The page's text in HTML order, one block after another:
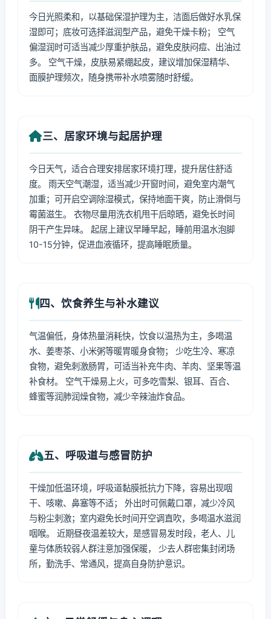
今日光照柔和，以基础保湿护理为主，洁面后做好水乳保
湿即可；底妆可选择滋润型产品，避免干燥卡粉； 空气
偏湿润时可适当减少厚重护肤品，避免皮肤闷痘、出油过
多。 空气干燥，皮肤易紧绷起皮，建议增加保湿精华、
面膜护理频次，随身携带补水喷雾随时舒缓。
三、居家环境与起居护理
今日天气，适合合理安排居家环境打理，提升居住舒适
度。 雨天空气潮湿，适当减少开窗时间，避免室内潮气
加重；可开启空调除湿模式，保持地面干爽，防止滑倒与
霉菌滋生。 衣物尽量用洗衣机甩干后晾晒，避免长时间
阴干产生异味。 起居上建议早睡早起，睡前用温水泡脚
10-15分钟，促进血液循环，提高睡眠质量。
四、饮食养生与补水建议
气温偏低，身体热量消耗快，饮食以温热为主，多喝温
水、姜枣茶、小米粥等暖胃暖身食物； 少吃生冷、寒凉
食物，避免刺激肠胃，可适当补充牛肉、羊肉、坚果等温
补食材。 空气干燥易上火，可多吃雪梨、银耳、百合、
蜂蜜等润肺润燥食物，减少辛辣油炸食品。
五、呼吸道与感冒防护
干燥加低温环境，呼吸道黏膜抵抗力下降，容易出现咽
干、咳嗽、鼻塞等不适； 外出时可佩戴口罩，减少冷风
与粉尘刺激；室内避免长时间开空调直吹，多喝温水滋润
咽喉。 近期昼夜温差较大，是感冒易发时段，老人、儿
童与体质较弱人群注意加强保暖， 少去人群密集封闭场
所，勤洗手、常通风，提高自身防护意识。